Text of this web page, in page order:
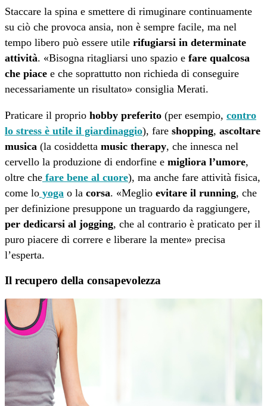
Staccare la spina e smettere di rimuginare continuamente
su ciò che provoca ansia, non è sempre facile, ma nel
tempo libero può essere utile rifugiarsi in determinate
attività. «Bisogna ritagliarsi uno spazio e fare qualcosa
che piace e che soprattutto non richieda di conseguire
necessariamente un risultato» consiglia Merati.
Praticare il proprio hobby preferito (per esempio, contro
lo stress è utile il giardinaggio), fare shopping, ascoltare
musica (la cosiddetta music therapy, che innesca nel
cervello la produzione di endorfine e migliora l’umore,
oltre che fare bene al cuore), ma anche fare attività fisica,
come lo yoga o la corsa. «Meglio evitare il running, che
per definizione presuppone un traguardo da raggiungere,
per dedicarsi al jogging, che al contrario è praticato per il
puro piacere di correre e liberare la mente» precisa
l’esperta.
Il recupero della consapevolezza